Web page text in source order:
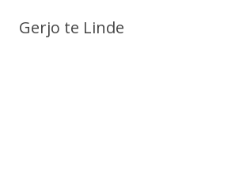
Gerjo te Linde